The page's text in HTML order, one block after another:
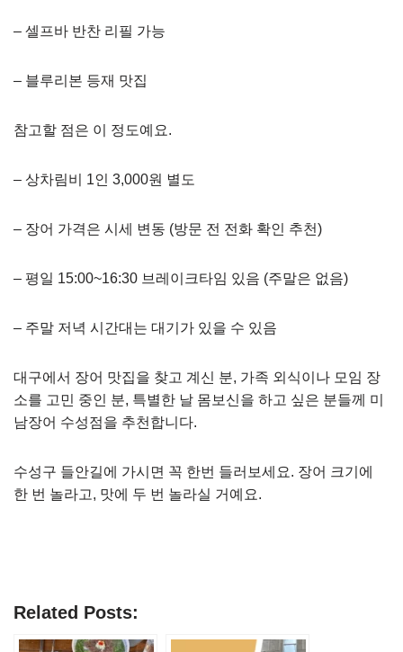
– 셀프바 반찬 리필 가능
– 블루리본 등재 맛집
참고할 점은 이 정도예요.
– 상차림비 1인 3,000원 별도
– 장어 가격은 시세 변동 (방문 전 전화 확인 추천)
– 평일 15:00~16:30 브레이크타임 있음 (주말은 없음)
– 주말 저녁 시간대는 대기가 있을 수 있음
대구에서 장어 맛집을 찾고 계신 분, 가족 외식이나 모임 장
소를 고민 중인 분, 특별한 날 몸보신을 하고 싶은 분들께 미
남장어 수성점을 추천합니다.
수성구 들안길에 가시면 꼭 한번 들러보세요. 장어 크기에
한 번 놀라고, 맛에 두 번 놀라실 거예요.
Related Posts: